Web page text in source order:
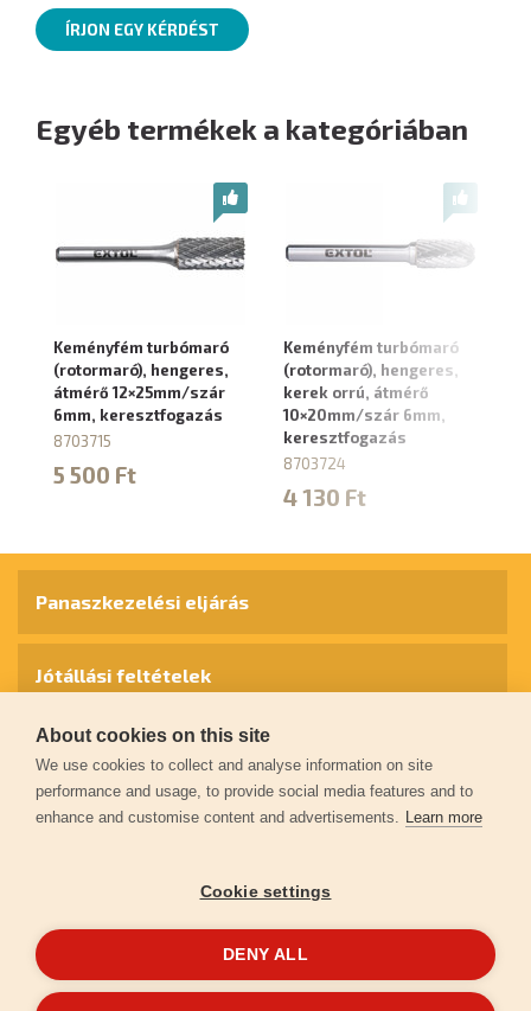
ÍRJON EGY KÉRDÉST
Egyéb termékek a kategóriában
Keményfém turbómaró
(rotormaró), hengeres,
átmérő 12×25mm/szár
6mm, keresztfogazás
8703715
5 500 Ft
Keményfém turbómaró
(rotormaró), hengeres,
kerek orrú, átmérő
10×20mm/szár 6mm,
keresztfogazás
8703724
4 130 Ft
© 2026extol.hu- Minden jog fenntartva
Panaszkezelési eljárás
Jótállási feltételek
Személyes adatok védelme
Kapcsolat
Garancia regisztráció
About cookies on this site
We use cookies to collect and analyse information on site
performance and usage, to provide social media features and to
enhance and customise content and advertisements. Learn more
Cookie settings
DENY ALL